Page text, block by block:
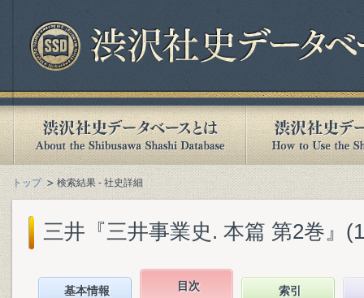
トップ 検索結果 - 社史詳細
三井『三井事業史. 本篇 第2巻』
基本情報 目次 索引